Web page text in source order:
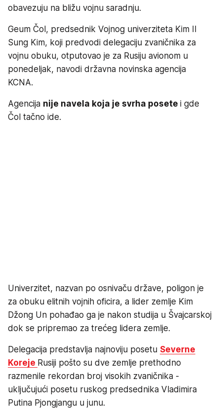
obavezuju na bližu vojnu saradnju.
Geum Čol, predsednik Vojnog univerziteta Kim Il
Sung Kim, koji predvodi delegaciju zvaničnika za
vojnu obuku, otputovao je za Rusiju avionom u
ponedeljak, navodi državna novinska agencija
KCNA.
Agencija nije navela koja je svrha posete i gde
Čol tačno ide.
Univerzitet, nazvan po osnivaču države, poligon je
za obuku elitnih vojnih oficira, a lider zemlje Kim
Džong Un pohađao ga je nakon studija u Švajcarskoj
dok se pripremao za trećeg lidera zemlje.
Delegacija predstavlja najnoviju posetu Severne
Koreje Rusiji pošto su dve zemlje prethodno
razmenile rekordan broj visokih zvaničnika -
uključujući posetu ruskog predsednika Vladimira
Putina Pjongjangu u junu.